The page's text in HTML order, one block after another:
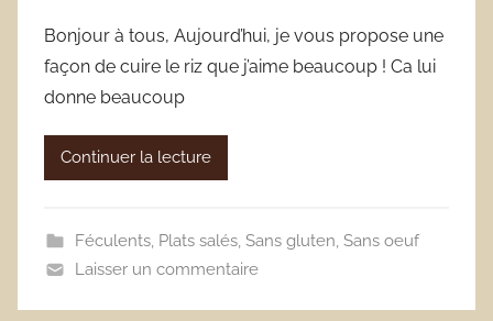
Bonjour à tous, Aujourd’hui, je vous propose une
façon de cuire le riz que j’aime beaucoup ! Ca lui
donne beaucoup
Continuer la lecture
Féculents, Plats salés, Sans gluten Sans oeuf
Laisser un commentaire